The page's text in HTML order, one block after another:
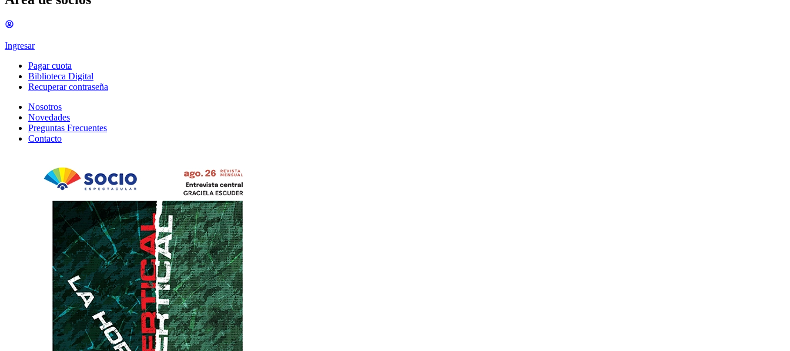
Ingresar
Pagar cuota
Biblioteca Digital
Recuperar contraseña
Nosotros
Novedades
Preguntas Frecuentes
Contacto